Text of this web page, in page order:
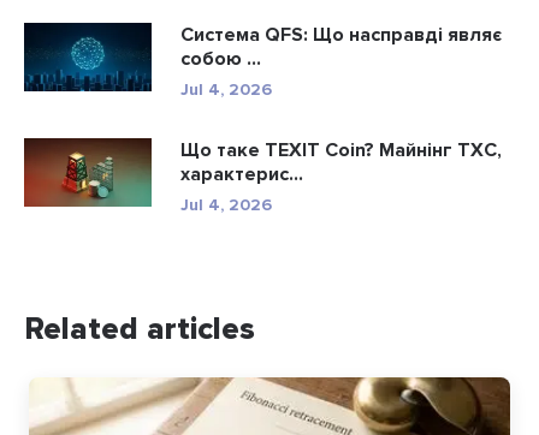
Система QFS: Що насправді являє
собою ...
Jul 4, 2026
Що таке TEXIT Coin? Майнінг TXC,
характерис...
Jul 4, 2026
Related articles